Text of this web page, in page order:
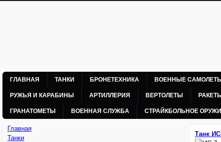
ГЛАВНАЯ ТАНКИ БРОНЕТЕХНИКА ВОЕННЫЕ
РУЖЬЯ И КАРАБИНЫ АРТИЛЛЕРИЯ ВЕРТОЛЕТЫ
ГРАНАТОМЕТЫ ВОЕННАЯ СЛУЖБА СТРАЙКБОЛЬНОЕ
Главная
Танки
Танк